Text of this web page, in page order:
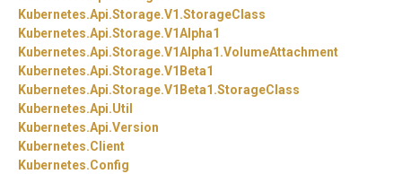
Kubernetes.Api.Storage.V1.StorageClass
Kubernetes.Api.Storage.V1Alpha1
Kubernetes.Api.Storage.V1Alpha1.VolumeAttachment
Kubernetes.Api.Storage.V1Beta1
Kubernetes.Api.Storage.V1Beta1.StorageClass
Kubernetes.Api.Util
Kubernetes.Api.Version
Kubernetes.Client
Kubernetes.Config